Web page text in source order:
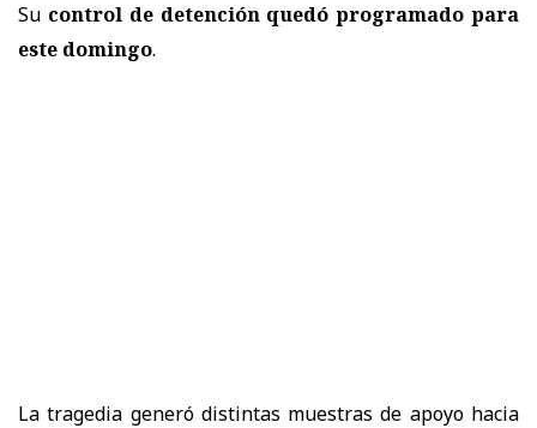
Su control de detención quedó programado para
este domingo.
La tragedia generó distintas muestras de apoyo hacia